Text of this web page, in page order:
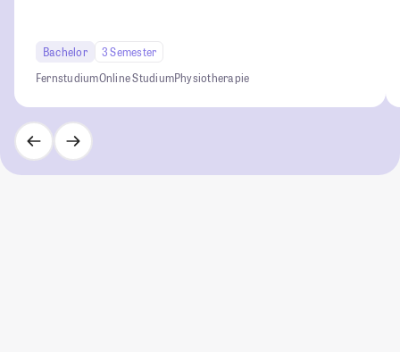
Bachelor
3 Semester
FernstudiumOnline StudiumPhysiotherapie